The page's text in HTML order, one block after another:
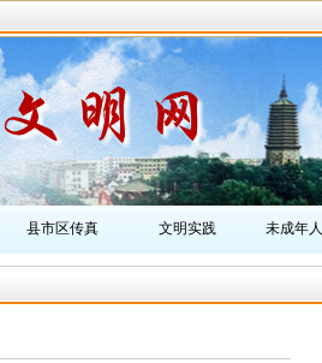
县市区传真 文明实践 未成年人